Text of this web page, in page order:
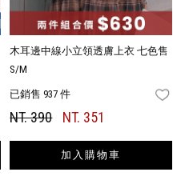
FAVORITES
木耳邊中線小立領透膚上衣 七色售
S/M
已銷售 937 件
NT. 390 NT. 351
加入購物車